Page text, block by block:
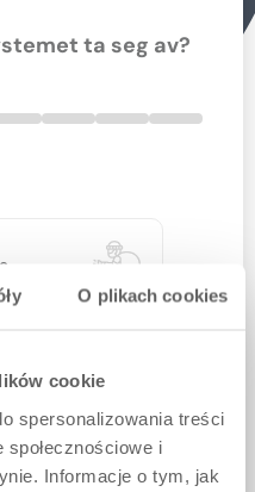
O plikach cookies
cookie
spersonalizowania treści
i
Informacje o tym, jak
ta seg av?